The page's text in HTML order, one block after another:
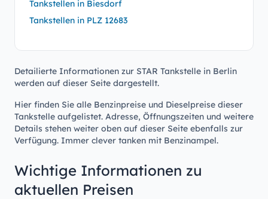
Tankstellen in Biesdorf
Tankstellen in PLZ 12683
Detailierte Informationen zur STAR Tankstelle in Berlin
werden auf dieser Seite dargestellt.
Hier finden Sie alle Benzinpreise und Dieselpreise dieser
Tankstelle aufgelistet. Adresse, Öffnungszeiten und weitere
Details stehen weiter oben auf dieser Seite ebenfalls zur
Verfügung. Immer clever tanken mit Benzinampel.
Wichtige Informationen zu
aktuellen Preisen